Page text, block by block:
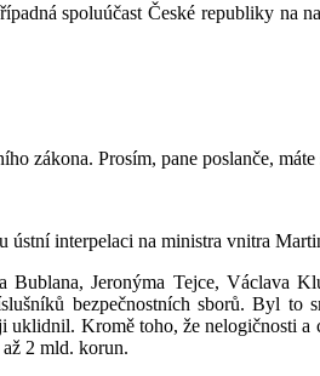
spoluúčast České republiky na
zákona. Prosím, pane poslanče, máte
interpelaci na ministra vnitra
Jeronýma Tejce, Václava
bezpečnostních sborů. Byl to
Kromě toho, že nelogičnosti
2 mld. korun.